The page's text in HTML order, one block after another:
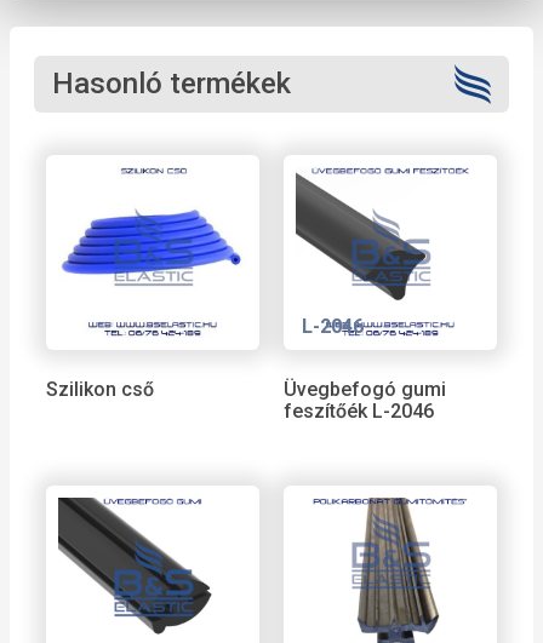
Hasonló termékek
Szilikon cső
L-2046
Üvegbefogó gumi
feszítőék L-2046